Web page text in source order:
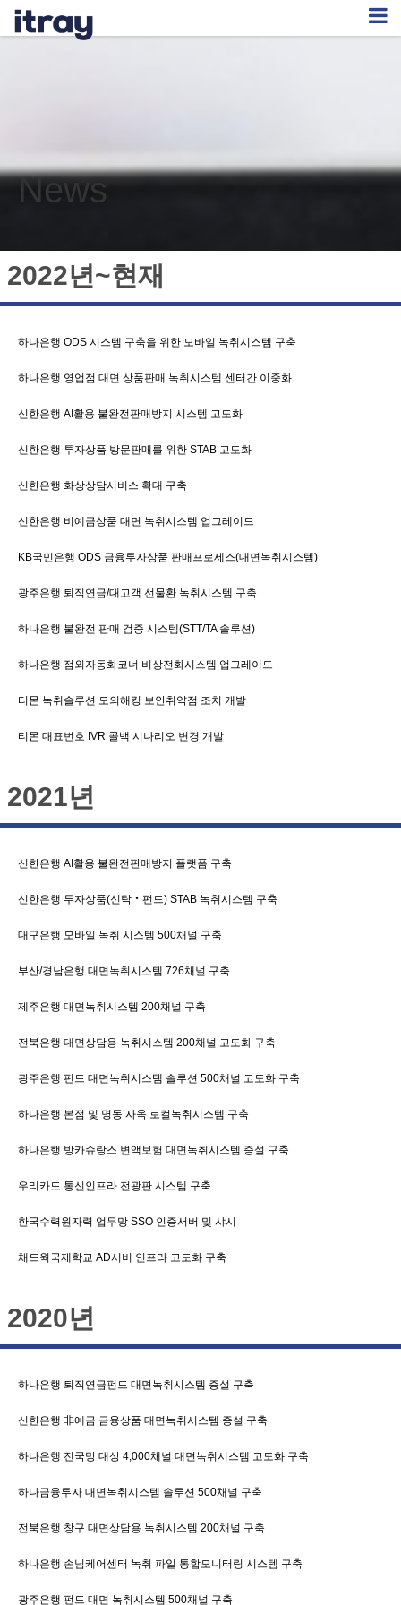
News
2022년~현재
하나은행 ODS 시스템 구축을 위한 모바일 녹취시스템 구축
하나은행 영업점 대면 상품판매 녹취시스템 센터간 이중화
신한은행 AI활용 불완전판매방지 시스템 고도화
신한은행 투자상품 방문판매를 위한 STAB 고도화
신한은행 화상상담서비스 확대 구축
신한은행 비예금상품 대면 녹취시스템 업그레이드
KB국민은행 ODS 금융투자상품 판매프로세스(대면녹취시스템)
광주은행 퇴직연금/대고객 선물환 녹취시스템 구축
하나은행 불완전 판매 검증 시스템(STT/TA 솔루션)
하나은행 점외자동화코너 비상전화시스템 업그레이드
티몬 녹취솔루션 모의해킹 보안취약점 조치 개발
티몬 대표번호 IVR 콜백 시나리오 변경 개발
2021년
신한은행 AI활용 불완전판매방지 플랫폼 구축
신한은행 투자상품(신탁‧펀드) STAB 녹취시스템 구축
대구은행 모바일 녹취 시스템 500채널 구축
부산/경남은행 대면녹취시스템 726채널 구축
제주은행 대면녹취시스템 200채널 구축
전북은행 대면상담용 녹취시스템 200채널 고도화 구축
광주은행 펀드 대면녹취시스템 솔루션 500채널 고도화 구축
하나은행 본점 및 명동 사옥 로컬녹취시스템 구축
하나은행 방카슈랑스 변액보험 대면녹취시스템 증설 구축
우리카드 통신인프라 전광판 시스템 구축
한국수력원자력 업무망 SSO 인증서버 및 샤시
채드웍국제학교 AD서버 인프라 고도화 구축
2020년
하나은행 퇴직연금펀드 대면녹취시스템 증설 구축
신한은행 非예금 금융상품 대면녹취시스템 증설 구축
하나은행 전국망 대상 4,000채널 대면녹취시스템 고도화 구축
하나금융투자 대면녹취시스템 솔루션 500채널 구축
전북은행 창구 대면상담용 녹취시스템 200채널 구축
하나은행 손님케어센터 녹취 파일 통합모니터링 시스템 구축
광주은행 펀드 대면 녹취시스템 500채널 구축